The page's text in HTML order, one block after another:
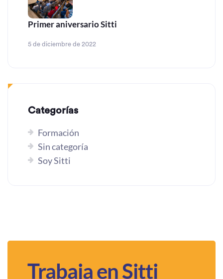
Primer aniversario Sitti
5 de diciembre de 2022
Categorías
Formación
Sin categoría
Soy Sitti
Trabaja en Sitti